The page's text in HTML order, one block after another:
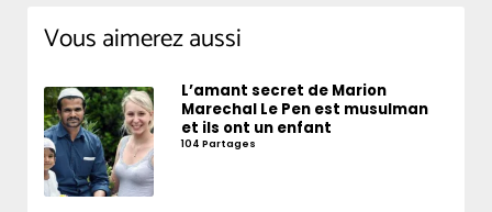
Vous aimerez aussi
L’amant secret de Marion
Marechal Le Pen est musulman
et ils ont un enfant
104 Partages